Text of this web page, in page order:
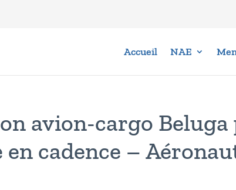
Accueil NAE
avion-cargo Beluga
cadence –